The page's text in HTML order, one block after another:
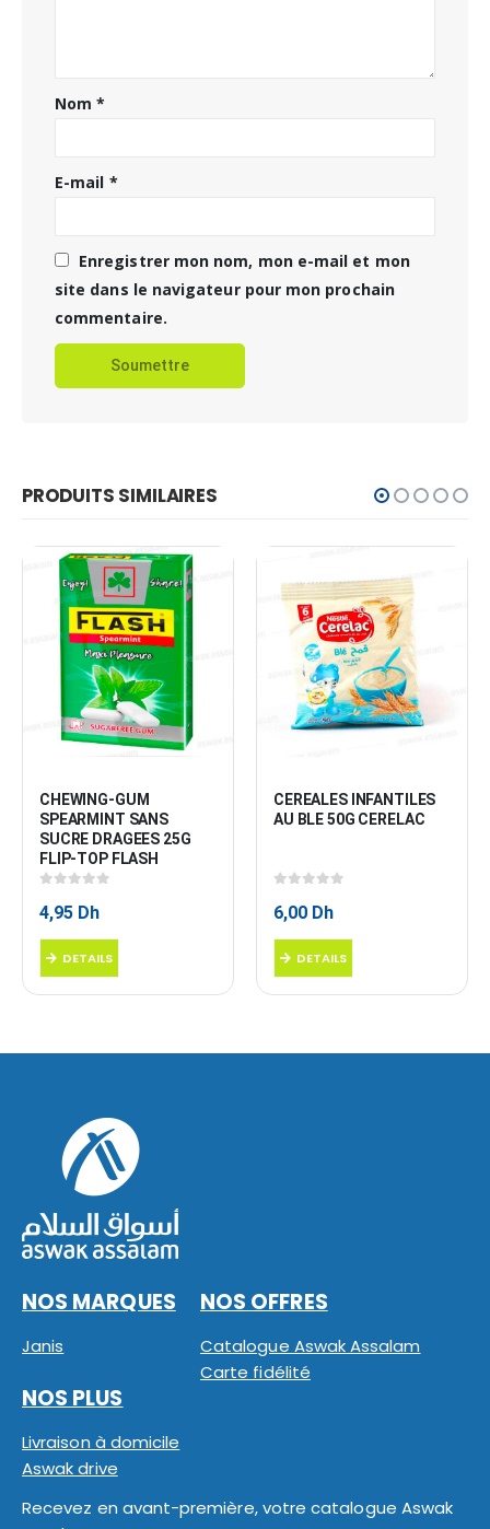
Nom*
E-mail *
Enregistrer mon nom, mon e-mail et mon
site dans le navigateur pour mon prochain
commentaire.
PRODUITS SIMILAIRES
CHEWING-GUM
SPEARMINT SANS
SUCRE DRAGEES 25G
FLIP-TOP FLASH
4,95 Dh
DETAILS
CEREALES INFANTILES
AU BLE 50G CERELAC
6,00 Dh
DETAILS
NOS MARQUES
Janis
NOS OFFRES
Catalogue Aswak Assalam
Carte fidélité
NOS PLUS
Livraison à domicile
Aswak drive
Recevez en avant-première, votre catalogue Aswak